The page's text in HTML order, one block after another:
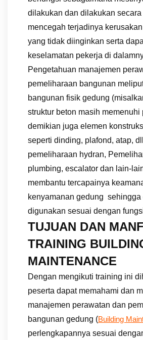
dilakukan dan dilakukan secara
mencegah terjadinya
yang tidak diinginkan serta
keselamatan pekerja di
Pengetahuan manajemen
pemeliharaan bangunan
bangunan fisik gedung
struktur beton masih memenuhi
demikian juga elemen
seperti dinding, plafond, atap,
pemeliharaan hydran,
plumbing, escalator dan lain-
membantu tercapainya
kenyamanan gedung sehingga
digunakan sesuai dengan
TUJUAN DAN
TRAINING
MAINTENANCE
Dengan mengikuti training ini
peserta dapat memahami dan
manajemen perawatan dan
bangunan gedung (Building
perlengkapannya sesuai